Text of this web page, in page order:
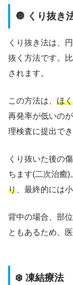
🔘 くり抜き
くり抜き法は、
抜く方法です。
されます。
この方法は、 ほ
再発率が低いの
理検査に提出で
くり抜いた後の
ちます(二次治癒)
り、最終的には
背中の場合、部
ともあるため、
❄️ 凍結療法